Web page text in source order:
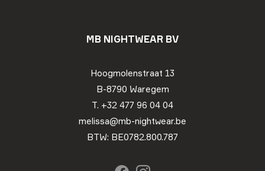
MB NIGHTWEAR BV
Hoogmolenstraat 13
B-8790 Waregem
T. +32 477 96 04 04
melissa@mb-nightwear.be
BTW: BE0782.800.787